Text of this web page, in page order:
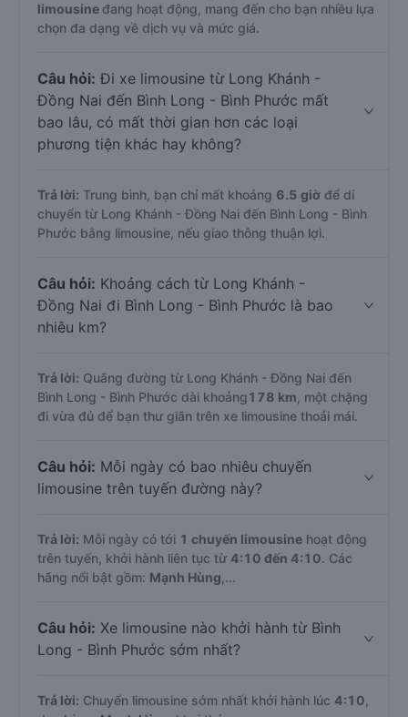
limousine đang hoạt động, mang đến cho bạn nhiều lựa
chọn đa dạng về dịch vụ và mức giá.
Câu hỏi: Đi xe limousine từ Long Khánh -
Đồng Nai đến Bình Long - Bình Phước mất
bao lâu, có mất thời gian hơn các loại
phương tiện khác hay không?
Trả lời: Trung bình, bạn chỉ mất khoảng 6.5 giờ để di
chuyển từ Long Khánh - Đồng Nai đến Bình Long - Bình
Phước bằng limousine, nếu giao thông thuận lợi.
Câu hỏi: Khoảng cách từ Long Khánh -
Đồng Nai đi Bình Long - Bình Phước là bao
nhiêu km?
Trả lời: Quãng đường từ Long Khánh - Đồng Nai đến
Bình Long - Bình Phước dài khoảng178 km , một chặng
đi vừa đủ để bạn thư giãn trên xe limousine thoải mái.
Câu hỏi: Mỗi ngày có bao nhiêu chuyến
limousine trên tuyến đường này?
Trả lời: Mỗi ngày có tới 1 chuyến limousine hoạt động
trên tuyến, khởi hành liên tục từ 4:10 đến 4:10. Các
hãng nổi bật gồm: Mạnh Hùng ,...
Câu hỏi: Xe limousine nào khởi hành từ Bình
Long - Bình Phước sớm nhất?
Trả lời: Chuyến limousine sớm nhất khởi hành lúc 4:10